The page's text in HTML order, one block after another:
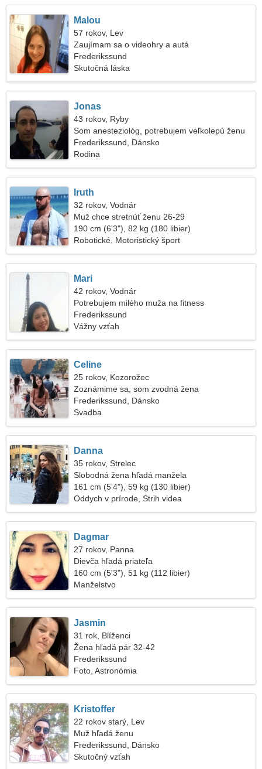
Malou
57 rokov, Lev
Zaujímam sa o videohry a autá
Frederikssund
Skutočná láska
Jonas
43 rokov, Ryby
Som anesteziológ, potrebujem veľkolepú ženu
Frederikssund, Dánsko
Rodina
Iruth
32 rokov, Vodnár
Muž chce stretnúť ženu 26-29
190 cm (6'3"), 82 kg (180 libier)
Robotické, Motoristický šport
Mari
42 rokov, Vodnár
Potrebujem milého muža na fitness
Frederikssund
Vážny vzťah
Celine
25 rokov, Kozorožec
Zoznámime sa, som zvodná žena
Frederikssund, Dánsko
Svadba
Danna
35 rokov, Strelec
Slobodná žena hľadá manžela
161 cm (5'4"), 59 kg (130 libier)
Oddych v prírode, Strih videa
Dagmar
27 rokov, Panna
Dievča hľadá priateľa
160 cm (5'3"), 51 kg (112 libier)
Manželstvo
Jasmin
31 rok, Blíženci
Žena hľadá pár 32-42
Frederikssund
Foto, Astronómia
Kristoffer
22 rokov starý, Lev
Muž hľadá ženu
Frederikssund, Dánsko
Skutočný vzťah